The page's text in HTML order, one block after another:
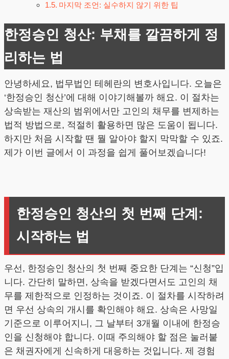
마지막 조언: 실수하지 않기 위한 팁
한정승인 청산: 부채를 깔끔하게 정
리하는 법
안녕하세요, 법무법인 테헤란의 변호사입니다. 오늘은
‘한정승인 청산’에 대해 이야기해볼까 해요. 이 절차는
상속받는 재산의 범위에서만 고인의 채무를 변제하는
법적 방법으로, 적절히 활용하면 많은 도움이 됩니다.
하지만 처음 시작할 땐 뭘 알아야 할지 막막할 수 있죠.
제가 이번 글에서 이 과정을 쉽게 풀어보겠습니다!
한정승인 청산의 첫 번째 단계:
시작하는 법
우선, 한정승인 청산의 첫 번째 중요한 단계는 “신청”입
니다. 간단히 말하면, 상속을 받겠다면서도 고인의 채
무를 제한적으로 인정하는 것이죠. 이 절차를 시작하려
면 우선 상속의 개시를 확인해야 해요. 상속은 사망일
기준으로 이루어지니, 그 날부터 3개월 이내에 한정승
인을 신청해야 합니다. 이때 주의해야 할 점은 눌러붙
은 채권자에게 신속하게 대응하는 것입니다. 제 경험